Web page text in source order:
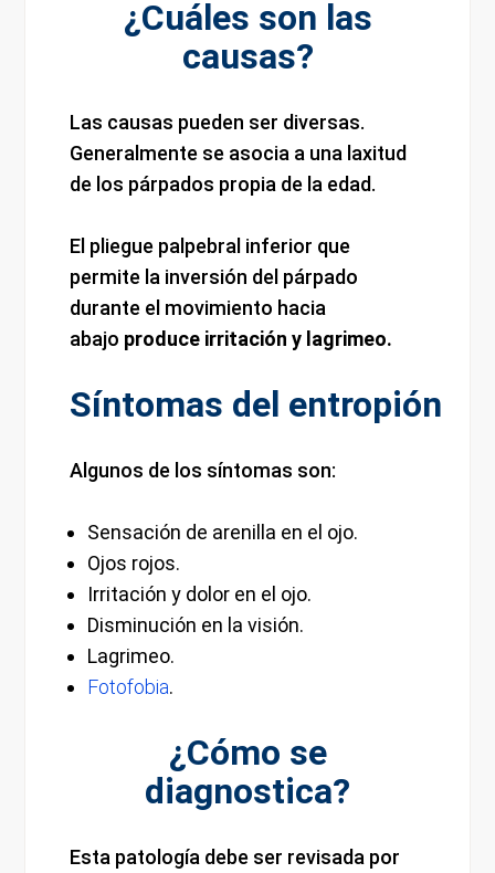
¿Cuáles son las
causas?
Las causas pueden ser diversas.
Generalmente se asocia a una laxitud
de los párpados propia de la edad.
El pliegue palpebral inferior que
permite la inversión del párpado
durante el movimiento hacia
abajo produce irritación y lagrimeo.
Síntomas del entropión
Algunos de los síntomas son:
Sensación de arenilla en el ojo.
Ojos rojos.
Irritación y dolor en el ojo.
Disminución en la visión.
Lagrimeo.
Fotofobia.
¿Cómo se
diagnostica?
Esta patología debe ser revisada por